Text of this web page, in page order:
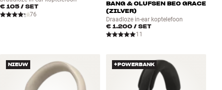
€ 105 / SET
76
BANG & OLUFSEN BEO GRACE
(ZILVER)
Draadloze in-ear koptelefoon
€ 1.200 / SET
11
NIEUW +POWERBANK